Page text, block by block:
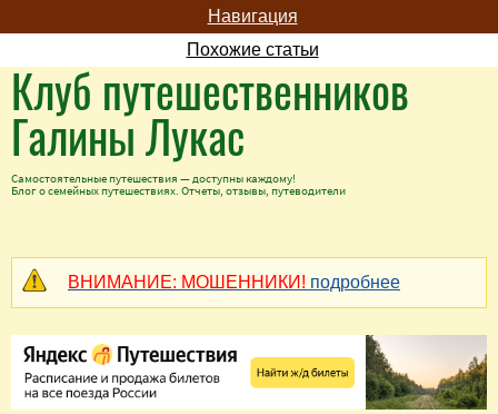
Навигация
Похожие статьи
Клуб путешественников
Галины Лукас
Самостоятельные путешествия — доступны каждому!
Блог о семейных путешествиях. Отчеты, отзывы, путеводители
ВНИМАНИЕ: МОШЕННИКИ! подробнее